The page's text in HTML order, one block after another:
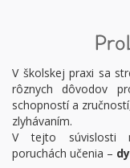
V školskej praxi sa
rôznych dôvodov
schopností a
zlyhávaním.
V tejto súvislosti
poruchách učenia –